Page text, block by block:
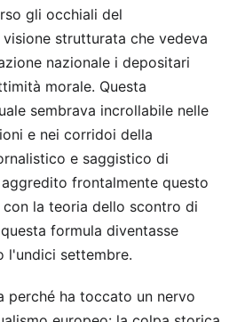
gli occhiali del
strutturata che vedeva
nazionale i depositari
morale. Questa
sembrava incrollabile nelle
e nei corridoi della
e saggistico di
frontalmente questo
la teoria dello scontro di
formula diventasse
l'undici settembre.
perché ha toccato un nervo